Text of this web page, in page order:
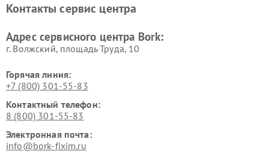
воздуха Bork
Bork
Bork
Контакты сервис центра
Адрес сервисного центра Bork:
г. Волжский, площадь Труда, 10
Горячая линия:
+7 (800) 301-55-83
Контактный телефон:
8 (800) 301-55-83
Электронная почта:
info@bork-fixim.ru